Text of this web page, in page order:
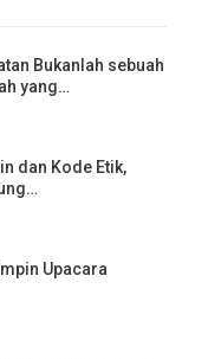
Bukanlah sebuah
yang…
dan Kode Etik,
Upacara